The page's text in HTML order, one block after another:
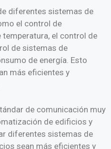
diferentes sistemas de
el control de
temperatura, el control de
de sistemas de
de energía. Esto
más eficientes y
de comunicación muy
de edificios y
diferentes sistemas de
sean más eficientes y